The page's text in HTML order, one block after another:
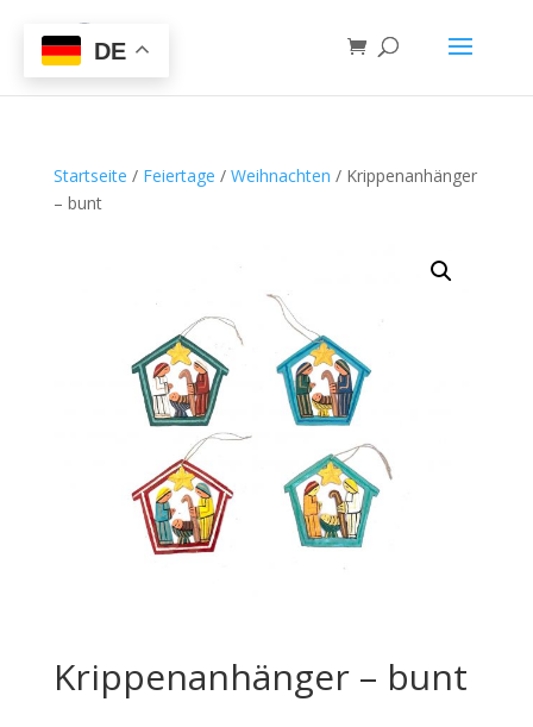
Startseite / Feiertage / Weihnachten / Krippenanhänger
– bunt
Krippenanhänger – bunt
DE